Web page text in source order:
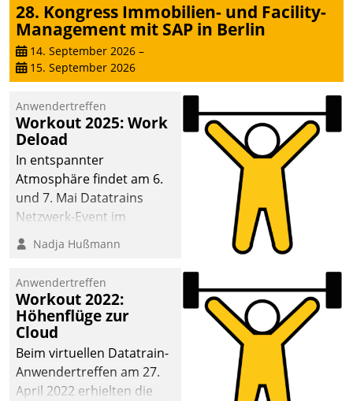
28. Kongress Immobilien- und Facility-
Management mit SAP in Berlin
14. September 2026 –
15. September 2026
Anwendertreffen
Workout 2025: Work
Deload
In entspannter
Atmosphäre findet am 6.
und 7. Mai Datatrains
Netzwerk-Event im
Kunden- und Partnerkreis
statt. Zentrale Frage: Wie
Mammutprojekte
meistern und Workloads
wuppen – bei zunehmend
anspruchsvollen
Aufgaben und
abnehmendem
Nadja Hußmann
Anwendertreffen
Workout 2022:
Höhenflüge zur
Cloud
Beim virtuellen Datatrain-
Anwendertreffen am 27.
April 2022 erhielten die